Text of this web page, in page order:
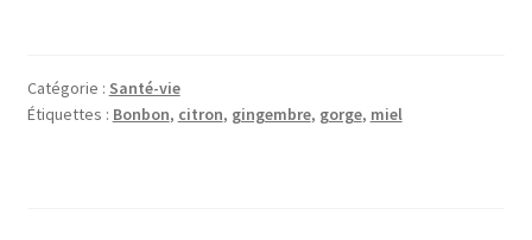
Catégorie : Santé-vie
Étiquettes : Bonbon, citron, gingembre, gorge, miel